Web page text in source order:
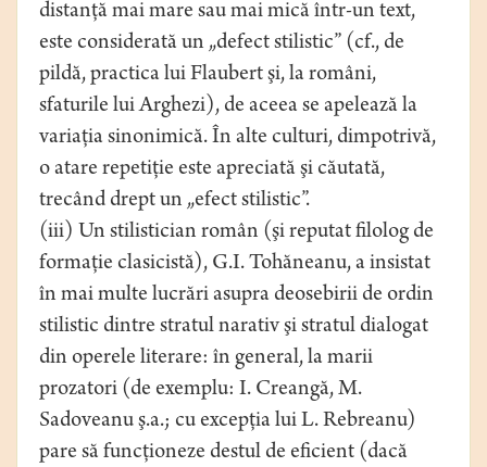
distanţă mai mare sau mai mică într-un text,
este considerată un „defect stilistic” (cf., de
pildă, practica lui Flaubert şi, la români,
sfaturile lui Arghezi), de aceea se apelează la
variaţia sinonimică. În alte culturi, dimpotrivă,
o atare repetiţie este apreciată şi căutată,
trecând drept un „efect stilistic”.
(iii) Un stilistician român (şi reputat filolog de
formaţie clasicistă), G.I. Tohăneanu, a insistat
în mai multe lucrări asupra deosebirii de ordin
stilistic dintre stratul narativ şi stratul dialogat
din operele literare: în general, la marii
prozatori (de exemplu: I. Creangă, M.
Sadoveanu ş.a.; cu excepţia lui L. Rebreanu)
pare să funcţioneze destul de eficient (dacă